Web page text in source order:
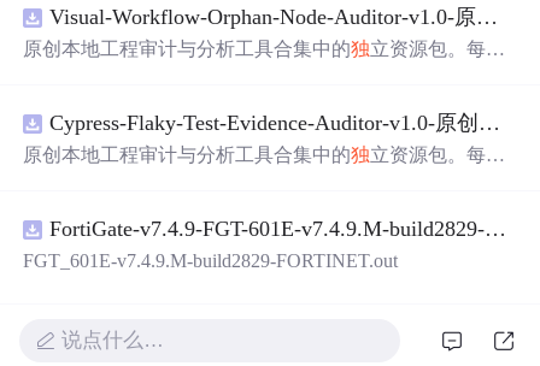
是一个非常方便和实用的工具，你一定会喜欢它的！ Visual-Workflow-Orphan-Node-Auditor-v1.0-原创源码与文档.zip
原创本地工程审计与分析工具合集中的独立资源包。每个
README、运行说明、功能清单、MIT License及原创与授
权声明。解压后进入project目录，执行npm test验证算法，
目源码、Logo、官方截图、论文、生产日志或其他受限素
材。适合前端开发、AI应用工程、测试审计和课程实践。
Cypress-Flaky-Test-Evidence-Auditor-v1.0-原创源码与文档.zip
原创本地工程审计与分析工具合集中的独立资源包。每个
README、运行说明、功能清单、MIT License及原创与授
权声明。解压后进入project目录，执行npm test验证算法，
目源码、Logo、官方截图、论文、生产日志或其他受限素
材。适合前端开发、AI应用工程、测试审计和课程实践。
FortiGate-v7.4.9-FGT-601E-v7.4.9.M-build2829-FORTINET.out
FGT_601E-v7.4.9.M-build2829-FORTINET.out
说点什么…